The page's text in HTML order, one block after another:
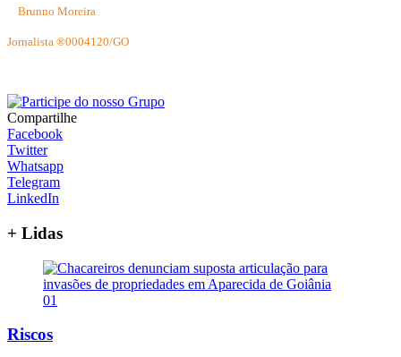
Brunno Moreira
Jornalista ®0004120/GO
Compartilhe
Facebook
Twitter
Whatsapp
Telegram
LinkedIn
+ Lidas
01
Riscos